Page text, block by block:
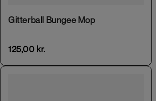
Gitterball Bungee Mop
125,00 kr.